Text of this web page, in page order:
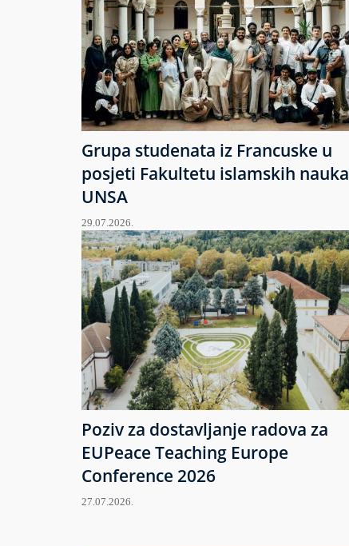
Grupa studenata iz Francuske u
posjeti Fakultetu islamskih nauka
UNSA
29.07.2026.
Poziv za dostavljanje radova za
EUPeace Teaching Europe
Conference 2026
27.07.2026.